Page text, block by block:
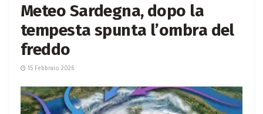
Meteo Sardegna, dopo la
tempesta spunta l’ombra del
freddo
15 Febbraio 2026